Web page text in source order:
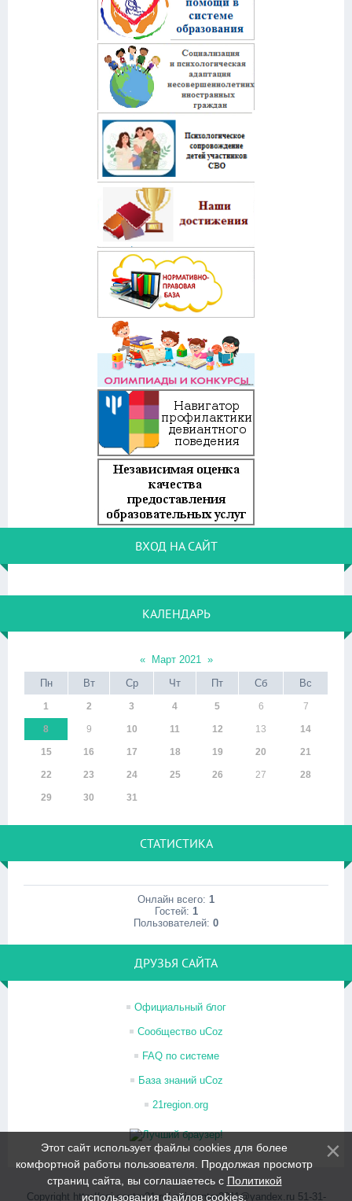
ВХОД НА САЙТ
КАЛЕНДАРЬ
« Март 2021 »
Пн
Вт Ср Чт Пт Сб Вс
1 2 3 4 5 6 7
8 9 10 11 12 13 14
15 16 17 18 19 20 21
22 23 24 25 26 27 28
29 30 31
СТАТИСТИКА
Онлайн всего: 1
Гостей: 1
Пользователей: 0
ДРУЗЬЯ САЙТА
Официальный блог
Сообщество uCoz
FAQ по системе
База знаний uCoz
21region.org
Copyright http://psi-center21.ru/ psi-center2011@yandex.ru 51-31-
Этот сайт использует файлы cookies для более
комфортной работы пользователя. Продолжая просмотр
страниц сайта, вы соглашаетесь с Политикой
использования файлов cookies.